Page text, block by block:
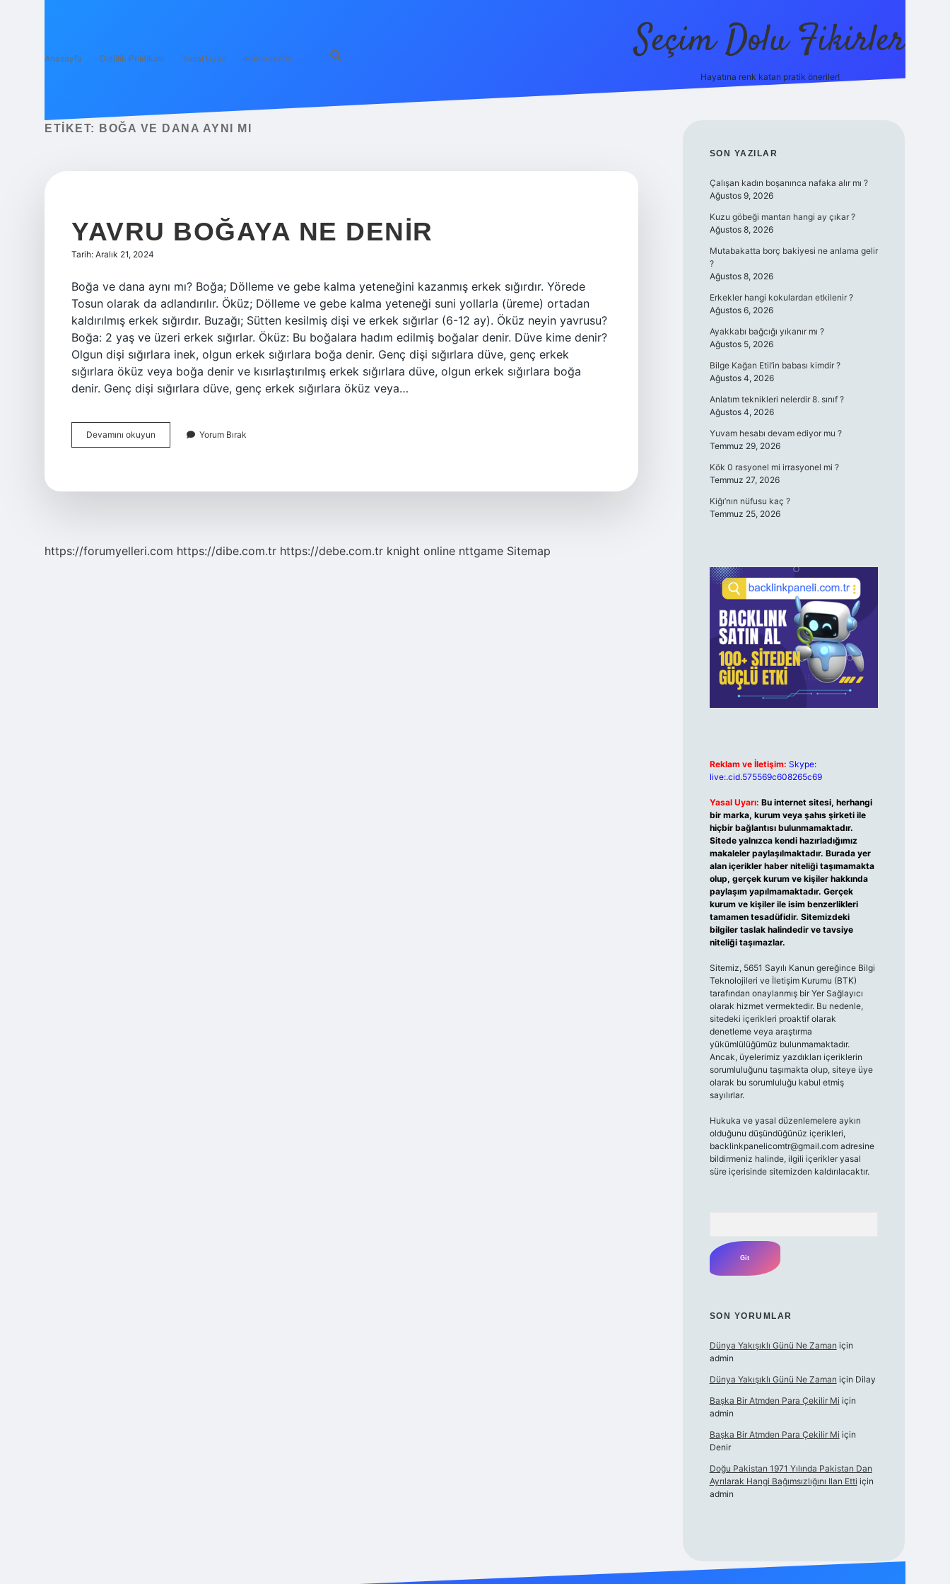
Anasayfa Gizlilik Politikası Yasal Uyarı Hakkımızda Seçim Dolu Fikirler
Hayatına renk katan pratik öneriler!
ETIKET: BOĞA VE DANA AYNI MI
YAVRU BOĞAYA NE DENIR
Tarih: Aralık 21, 2024
Boğa ve dana aynı mı? Boğa; Dölleme ve gebe kalma yeteneğini kazanmış erkek sığırdır. Yörede
Tosun olarak da adlandırılır. Öküz; Dölleme ve gebe kalma yeteneği suni yollarla (üreme) ortadan
kaldırılmış erkek sığırdır. Buzağı; Sütten kesilmiş dişi ve erkek sığırlar (6-12 ay). Öküz neyin yavrusu?
Boğa: 2 yaş ve üzeri erkek sığırlar. Öküz: Bu boğalara hadım edilmiş boğalar denir. Düve kime denir?
Olgun dişi sığırlara inek, olgun erkek sığırlara boğa denir. Genç dişi sığırlara düve, genç erkek
sığırlara öküz veya boğa denir ve kısırlaştırılmış erkek sığırlara düve, olgun erkek sığırlara boğa
denir. Genç dişi sığırlara düve, genç erkek sığırlara öküz veya…
Devamını okuyun
Boğaya
Yorum Bırak
https://forumyelleri.com https://dibe.com.tr https://debe.com.tr knight online nttgame Sitemap
SIDEBAR
SON YAZILAR
Çalışan kadın boşanınca nafaka alır mı ?
Ağustos 9, 2026
Kuzu göbeği mantarı hangi ay çıkar ?
Ağustos 8, 2026
Mutabakatta borç bakiyesi ne anlama gelir
?
Ağustos 8, 2026
Erkekler hangi kokulardan etkilenir ?
Ağustos 6, 2026
Ayakkabı bağcığı yıkanır mı ?
Ağustos 5, 2026
Bilge Kağan Etil’in babası kimdir ?
Ağustos 4, 2026
Anlatım teknikleri nelerdir 8. sınıf ?
Ağustos 4, 2026
Yuvam hesabı devam ediyor mu ?
Temmuz 29, 2026
Kök 0 rasyonel mi irrasyonel mi ?
Temmuz 27, 2026
Kiğı’nın nüfusu kaç ?
Temmuz 25, 2026
Reklam ve İletişim: Skype:
live:.cid.575569c608265c69
Yasal Uyarı: Bu internet sitesi, herhangi
bir marka, kurum veya şahıs şirketi ile
hiçbir bağlantısı bulunmamaktadır.
Sitede yalnızca kendi hazırladığımız
makaleler paylaşılmaktadır. Burada yer
alan içerikler haber niteliği taşımamakta
olup, gerçek kurum ve kişiler hakkında
paylaşım yapılmamaktadır. Gerçek
kurum ve kişiler ile isim benzerlikleri
tamamen tesadüfidir. Sitemizdeki
bilgiler taslak halindedir ve tavsiye
niteliği taşımazlar.
Sitemiz, 5651 Sayılı Kanun gereğince Bilgi
Teknolojileri ve İletişim Kurumu (BTK)
tarafından onaylanmış bir Yer Sağlayıcı
olarak hizmet vermektedir. Bu nedenle,
sitedeki içerikleri proaktif olarak
denetleme veya araştırma
yükümlülüğümüz bulunmamaktadır.
Ancak, üyelerimiz yazdıkları içeriklerin
sorumluluğunu taşımakta olup, siteye üye
olarak bu sorumluluğu kabul etmiş
sayılırlar.
Hukuka ve yasal düzenlemelere aykırı
olduğunu düşündüğünüz içerikleri,
backlinkpanelicomtr@gmail.comadresine
bildirmeniz halinde, ilgili içerikler yasal
süre içerisinde sitemizden kaldırılacaktır.
SON YORUMLAR
Dünya Yakışıklı Günü Ne Zaman için
admin
Dünya Yakışıklı Günü Ne Zaman için Dilay
Başka Bir Atmden Para Çekilir Mi için
admin
Başka Bir Atmden Para Çekilir Mi için
Denir
Doğu Pakistan 1971 Yılında Pakistan Dan
Ayrılarak Hangi Bağımsızlığını Ilan Etti için
admin